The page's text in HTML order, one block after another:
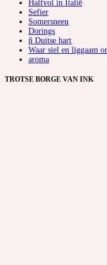
Halfvol in Italië
Sefier
Somersneeu
Dorings
ñ Duitse hart
Waar siel en liggaam
aroma
TROTSE BORGE VAN INK